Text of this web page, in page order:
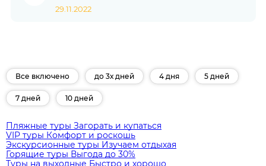
29.11.2022
Все включено до 3х дней 4 дня 5 дней
7 дней 10 дней
Пляжные туры Загорать и купаться
VIP туры Комфорт и роскошь
Экскурсионные туры Изучаем отдыхая
Горящие туры Выгода до 30%
Туры на выходные Быстро и хорошо